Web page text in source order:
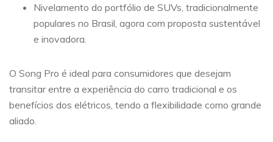
Nivelamento do portfólio de SUVs, tradicionalmente
populares no Brasil, agora com proposta sustentável
e inovadora.
O Song Pro é ideal para consumidores que desejam
transitar entre a experiência do carro tradicional e os
benefícios dos elétricos, tendo a flexibilidade como grande
aliado.